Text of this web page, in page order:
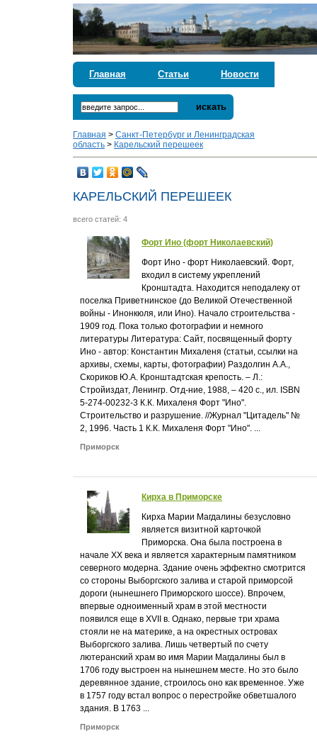
Главная Статьи Новости
искать
Главная >Санкт-Петербург и Ленинградская
область > Карельский перешеек
КАРЕЛЬСКИЙ ПЕРЕШЕЕК
всего статей: 4
Форт Ино (форт Николаевский)
Форт Ино - форт Николаевский. Форт,
входил в систему укреплений
Кронштадта. Находится неподалеку от
поселка Приветнинское (до Великой Отечественной
войны - Инонкюля, или Ино). Начало строительства -
1909 год. Пока только фотографии и немного
литературы Литература: Сайт, посвященный форту
Ино - автор: Константин Михаленя (статьи, ссылки на
архивы, схемы, карты, фотографии) Раздолгин А.А.,
Скориков Ю.А. Кронштадтская крепость. – Л.:
Стройиздат, Ленингр. Отд-ние, 1988, – 420 с., ил. ISBN
5-274-00232-3 К.К. Михаленя Форт "Ино".
Строительство и разрушение. //Журнал "Цитадель" №
2, 1996. Часть 1 К.К. Михаленя Форт "Ино". ...
Приморск
Кирха в Приморске
Кирха Марии Магдалины безусловно
является визитной карточкой
Приморска. Она была построена в
начале XX века и является характерным памятником
северного модерна. Здание очень эффектно смотрится
со стороны Выборгского залива и старой приморсой
дороги (нынешнего Приморского шоссе). Впрочем,
впервые одноименный храм в этой местности
появился еще в XVII в. Однако, первые три храма
стояли не на материке, а на окрестных островах
Выборгского залива. Лишь четвертый по счету
лютеранский храм во имя Марии Магдалины был в
1706 году выстроен на нынешнем месте. Но это было
деревянное здание, строилось оно как временное. Уже
в 1757 году встал вопрос о перестройке обветшалого
здания. В 1763 ...
Приморск